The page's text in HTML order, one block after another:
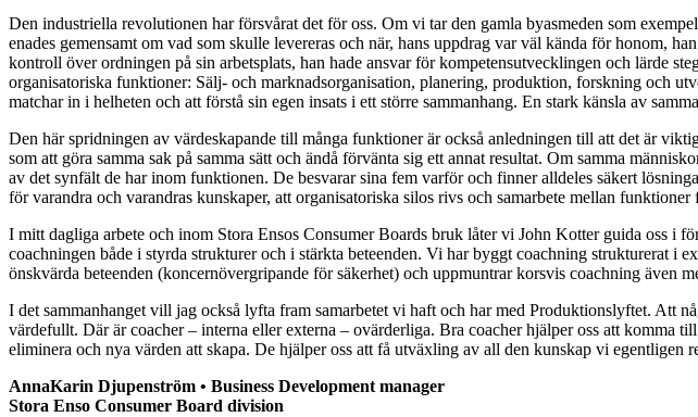
Den industriella revolutionen har försvårat det för oss. Om vi tar den gamla byasmeden som
enades gemensamt om vad som skulle levereras och när, hans uppdrag var väl kända för honom,
kontroll över ordningen på sin arbetsplats, han hade ansvar för kompetensutvecklingen och lärde
organisatoriska funktioner: Sälj- och marknadsorganisation, planering, produktion, forskning och
matchar in i helheten och att förstå sin egen insats i ett större sammanhang. En stark känsla av
Den här spridningen av värdeskapande till många funktioner är också anledningen till att det är
som att göra samma sak på samma sätt och ändå förvänta sig ett annat resultat. Om samma
av det synfält de har inom funktionen. De besvarar sina fem varför och finner alldeles säkert
för varandra och varandras kunskaper, att organisatoriska silos rivs och samarbete mellan
I mitt dagliga arbete och inom Stora Ensos Consumer Boards bruk låter vi John Kotter guida oss i
coachningen både i styrda strukturer och i stärkta beteenden. Vi har byggt coachning strukturerat
önskvärda beteenden (koncernövergripande för säkerhet) och uppmuntrar korsvis coachning även
I det sammanhanget vill jag också lyfta fram samarbetet vi haft och har med Produktionslyftet. Att
värdefullt. Där är coacher – interna eller externa – ovärderliga. Bra coacher hjälper oss att komma
eliminera och nya värden att skapa. De hjälper oss att få utväxling av all den kunskap vi
AnnaKarin Djupenström • Business Development manager
Stora Enso Consumer Board division